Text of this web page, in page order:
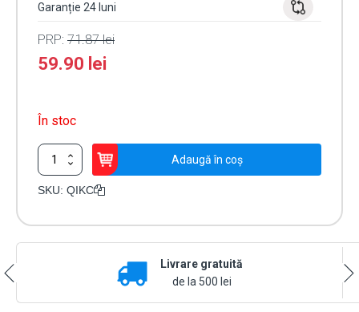
Garanție 24 luni
PRP: 71.87lei
59.90 lei
În stoc
Cantitate
Set
10
Adaugă în coș
SKU: QIKC
Livrare gratuită
de la 500 lei